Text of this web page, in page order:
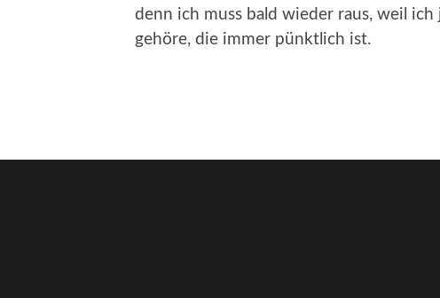
denn ich muss bald wieder raus, weil
gehöre, die immer pünktlich ist.